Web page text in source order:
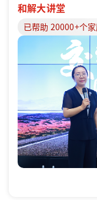
和解大讲堂